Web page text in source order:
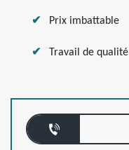
Prix imbattable
Travail de qualité